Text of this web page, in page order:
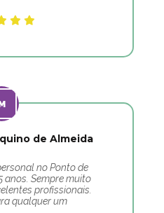
de Almeida
no Ponto de
anos. Sempre muito
profissionais.
qualquer um